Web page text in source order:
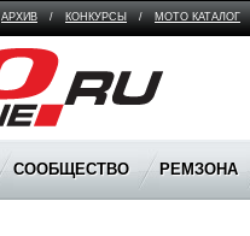
АРХИВ / КОНКУРСЫ / МОТО КАТАЛОГ
СООБЩЕСТВО РЕМЗОНА